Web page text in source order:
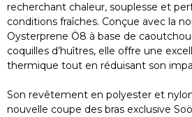
recherchant chaleur, souplesse et
conditions fraîches. Conçue avec la
Oysterprene Ö8 à base de
coquilles d’huîtres, elle offre une
thermique tout en réduisant son
Son revêtement en polyester et
nouvelle coupe des bras exclusive